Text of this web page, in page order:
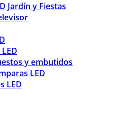
Jardín y Fiestas
y embutidos
LED
LED